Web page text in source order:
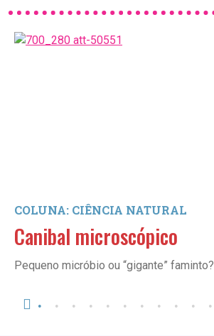
COLUNA: CIÊNCIA NATURAL
Canibal microscópico
Pequeno micróbio ou “gigante” faminto?